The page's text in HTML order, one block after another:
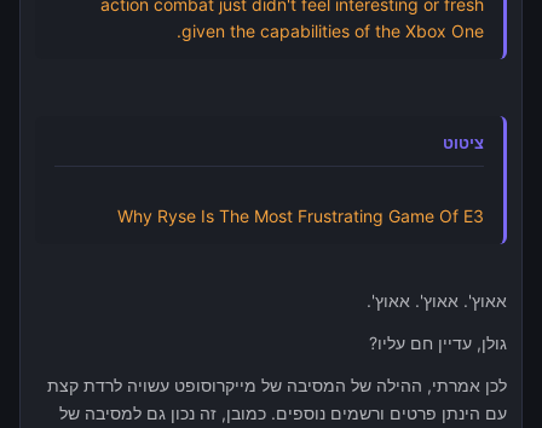
action combat just didn't feel interesting or fresh
given the capabilities of the Xbox One.
ציטוט
Why Ryse Is The Most Frustrating Game Of E3
אאוץ'. אאוץ'. אאוץ'.
גולן, עדיין חם עליו?
לכן אמרתי, ההילה של המסיבה של מייקרוסופט עשויה לרדת קצת
עם הינתן פרטים ורשמים נוספים. כמובן, זה נכון גם למסיבה של